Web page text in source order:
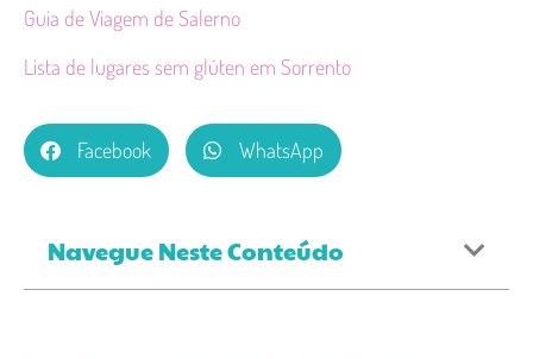
Guia de Viagem de Salerno
Lista de lugares sem glúten em Sorrento
Facebook WhatsApp
Navegue Neste Conteúdo